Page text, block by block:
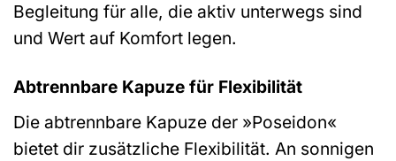
Begleitung für alle, die aktiv unterwegs sind
und Wert auf Komfort legen.
Abtrennbare Kapuze für Flexibilität
Die abtrennbare Kapuze der »Poseidon«
bietet dir zusätzliche Flexibilität. An sonnigen